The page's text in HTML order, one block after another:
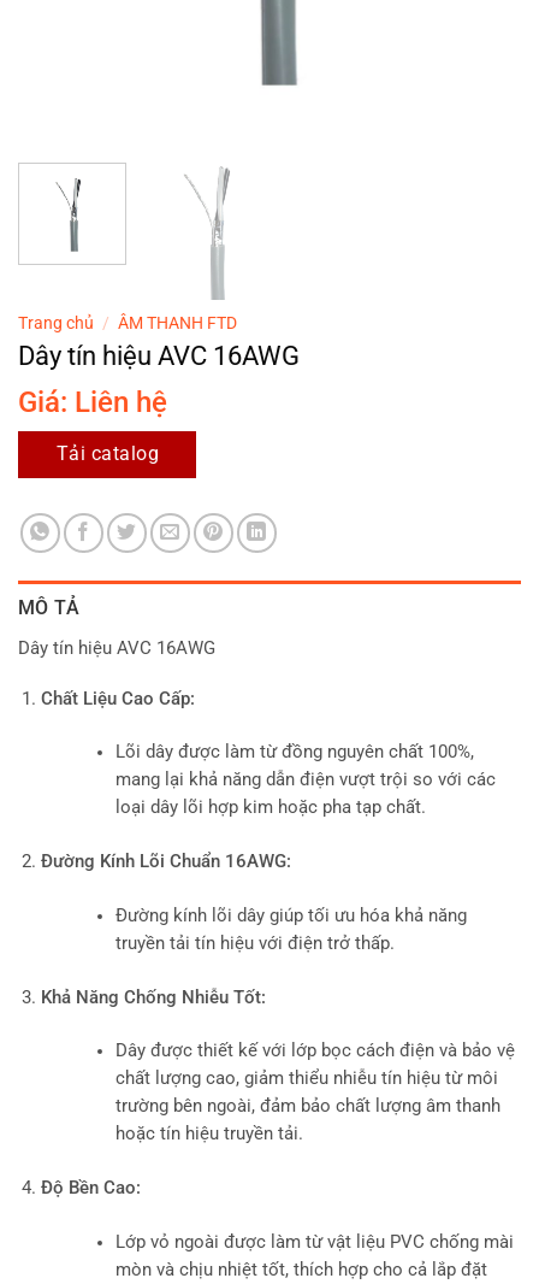
Trang chủ / ÂM THANH FTD
Dây tín hiệu AVC 16AWG
Giá: Liên hệ
Tải catalog
MÔ TẢ
Dây tín hiệu AVC 16AWG
Chất Liệu Cao Cấp:
Lõi dây được làm từ đồng nguyên chất 100%,
mang lại khả năng dẫn điện vượt trội so với các
loại dây lõi hợp kim hoặc pha tạp chất.
Đường Kính Lõi Chuẩn 16AWG:
Đường kính lõi dây giúp tối ưu hóa khả năng
truyền tải tín hiệu với điện trở thấp.
Khả Năng Chống Nhiễu Tốt:
Dây được thiết kế với lớp bọc cách điện và bảo vệ
chất lượng cao, giảm thiểu nhiễu tín hiệu từ môi
trường bên ngoài, đảm bảo chất lượng âm thanh
hoặc tín hiệu truyền tải.
Độ Bền Cao:
Lớp vỏ ngoài được làm từ vật liệu PVC chống mài
mòn và chịu nhiệt tốt, thích hợp cho cả lắp đặt